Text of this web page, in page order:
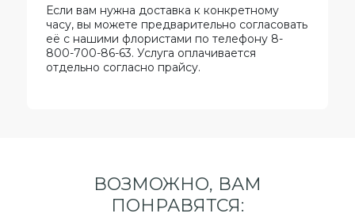
Если вам нужна доставка к конкретному
часу, вы можете предварительно согласовать
её с нашими флористами по телефону 8-
800-700-86-63. Услуга оплачивается
отдельно согласно прайсу.
ВОЗМОЖНО, ВАМ
ПОНРАВЯТСЯ: